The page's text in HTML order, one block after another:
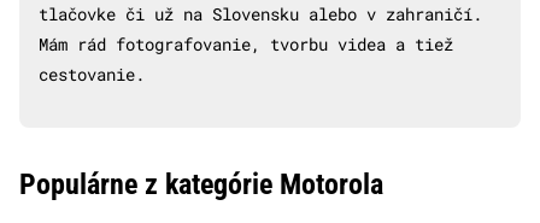
tlačovke či už na Slovensku alebo v zahraničí.
Mám rád fotografovanie, tvorbu videa a tiež
cestovanie.
Populárne z kategórie Motorola